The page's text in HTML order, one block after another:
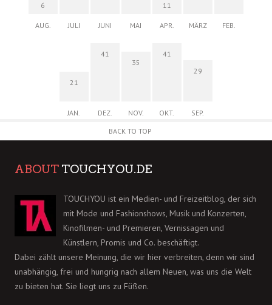
6
AUG. JULI JUNI MAI
11
APR. MÄRZ FEB.
21
JAN.
41
DEZ.
35
NOV.
41
OKT.
29
SEP.
BACK TO TOP
ABOUT TOUCHYOU.DE
TOUCHYOU ist ein Medien- und Freizeitblog, der sich
mit Mode und Fashionshows, Musik und Konzerten,
Kinofilmen- und Premieren, Vernissagen und
Künstlern, Promis und Co. beschäftigt.
Dabei zählt unsere Meinung, die wir hier verbreiten, denn wir sind
unabhängig, frei und hungrig nach allem Neuen, was uns die Welt
zu bieten hat. Sie liegt uns zu Füßen.